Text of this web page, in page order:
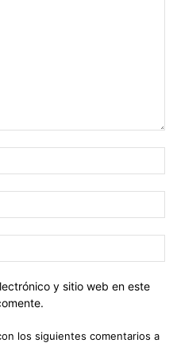
y sitio web en este
los siguientes comentarios a